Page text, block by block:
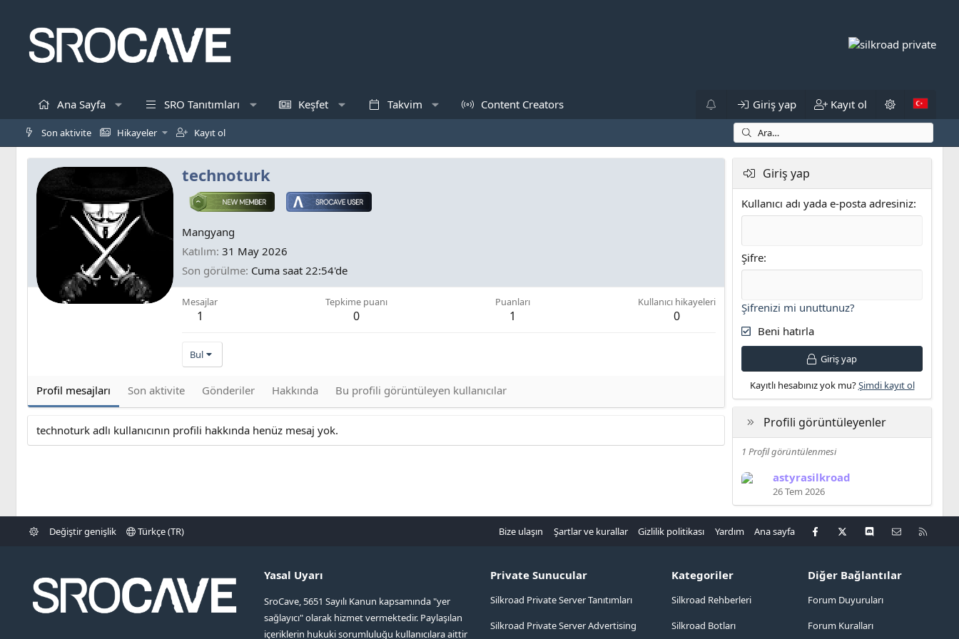
Ana Sayfa SRO Tanıtımları Keşfet Takvim Content Creators Giriş yap Kayıt ol
Son aktivite Hikayeler Kayıt ol
technoturk
Mangyang
Katılım 31 May 2026
Son görülme Cuma saat 22:54'de
Mesajlar
1
Tepkime puanı
0
Puanları
1
Kullanıcı hikayeleri
0
Bul
Profil mesajları Son aktivite Gönderiler Hakkında Bu profili görüntüleyen kullanıcılar
technoturk adlı kullanıcının profili hakkında henüz mesaj yok.
Giriş yap
Kullanıcı adı yada e-posta adresiniz
Şifre
Şifrenizi mi unuttunuz?
Beni hatırla
Giriş yap
Kayıtlı hesabınız yok mu?Şimdi kayıt ol
Profili görüntüleyenler
1 Profil görüntülenmesi
astyrasilkroad
26 Tem 2026
Değiştir genişlik Türkçe (TR) Bize ulaşın Şartlar ve kurallar Gizlilik politikası Yardım Ana sayfa Facebook
X Discord Bize ulaşın
Yasal Uyarı
SroCave, 5651 Sayılı Kanun kapsamında "yer
sağlayıcı" olarak hizmet vermektedir. Paylaşılan
içeriklerin hukuki sorumluluğu kullanıcılara aittir
Private Sunucular
Silkroad Private Server Tanıtımları
Silkroad Private Server Advertising
Kategoriler
Silkroad Rehberleri
Silkroad Botları
Diğer Bağlantılar
Forum Duyuruları
Forum Kuralları